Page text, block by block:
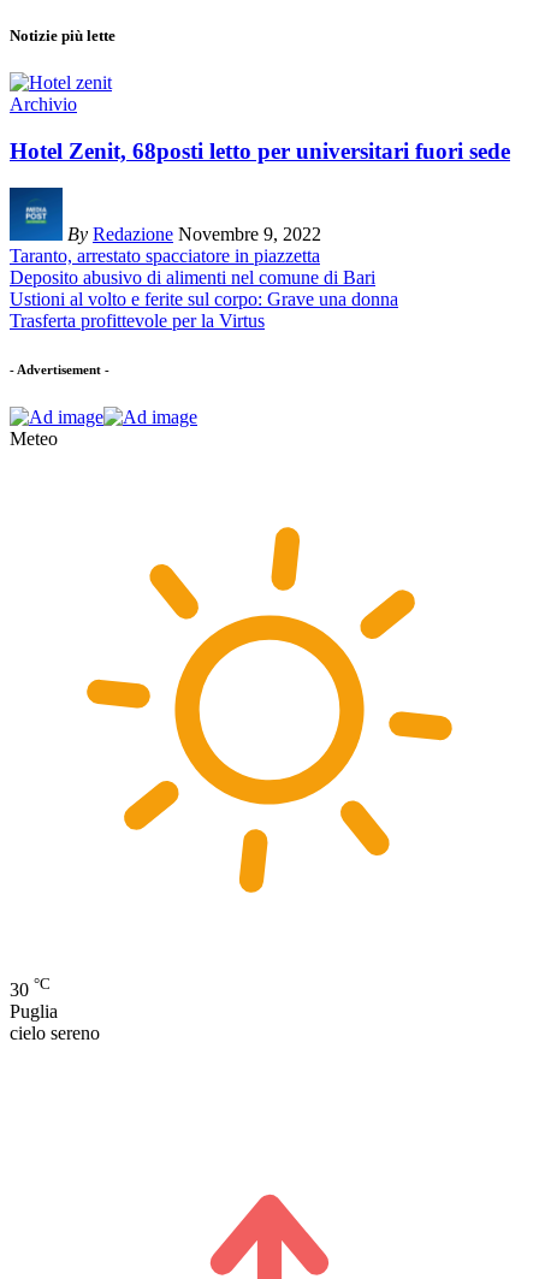
Notizie più lette
Archivio
Hotel Zenit, 68posti letto per universitari fuori sede
By Redazione Novembre 9, 2022
Taranto, arrestato spacciatore in piazzetta
Deposito abusivo di alimenti nel comune di Bari
Ustioni al volto e ferite sul corpo: Grave una donna
Trasferta profittevole per la Virtus
- Advertisement -
Meteo
30 °C
Puglia
cielo sereno